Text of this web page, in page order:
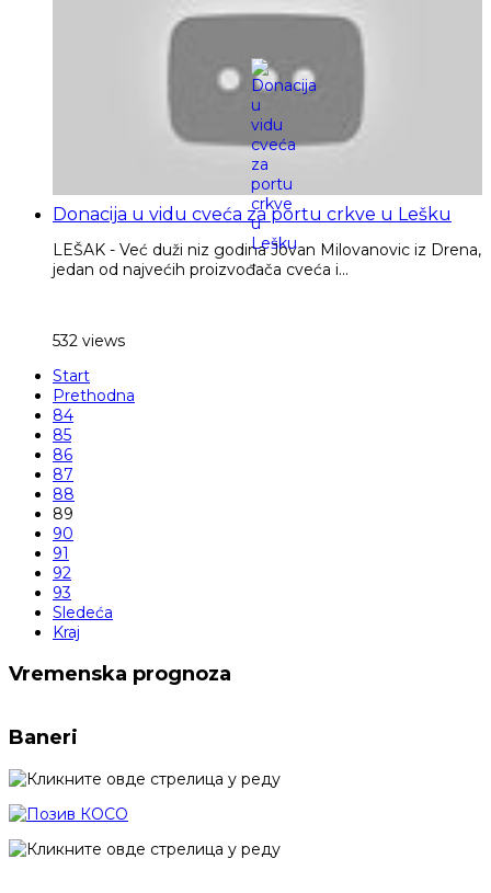
Donacija u vidu cveća za portu crkve u Lešku
LEŠAK - Već duži niz godina Jovan Milovanovic iz Drena,
jedan od najvećih proizvođača cveća i...
532 views
Start
Prethodna
84
85
86
87
88
89
90
91
92
93
Sledeća
Kraj
Vremenska prognoza
Baneri